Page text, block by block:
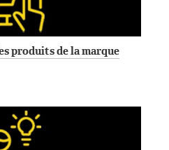
produits de la marque